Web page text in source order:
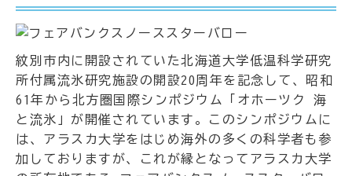
紋別市内に開設されていた北海道大学低温科学研究
所付属流氷研究施設の開設20周年を記念して、昭和
61年から北方圏国際シンポジウム「オホーツク 海
と流氷」が開催されています。このシンポジウムに
は、アラスカ大学をはじめ海外の多くの科学者も参
加しておりますが、これが縁となってアラスカ大学